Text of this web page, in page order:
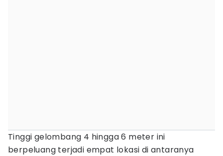
Tinggi gelombang 4 hingga 6 meter ini
berpeluang terjadi empat lokasi di antaranya